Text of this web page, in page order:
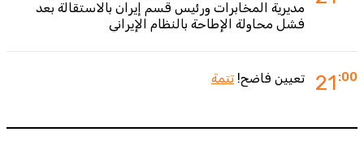
مديرية المخابرات ورئيس قسم إيران بالاستقالة بعد
فشل محاولة الإطاحة بالنظام الإيراني
21 :00 تعيين فاضح! تتمة